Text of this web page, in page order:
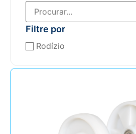
Filtre por
Rodízio